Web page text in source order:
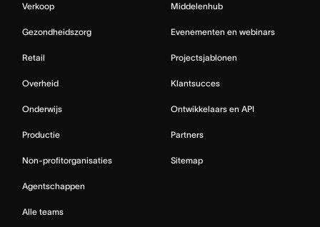
Verkoop
Gezondheidszorg
Retail
Overheid
Onderwijs
Productie
Non-profitorganisaties
Agentschappen
Alle teams
Middelenhub
Evenementen en webinars
Projectsjablonen
Klantsucces
Ontwikkelaars en API
Partners
Sitemap